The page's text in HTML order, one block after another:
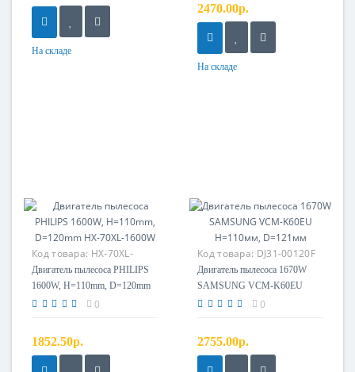
На складе
2470.00р.
На складе
Код товара: HX-70XL-
1600W
Двигатель пылесоса PHILIPS
1600W, H=110mm, D=120mm
HX-70XL-1600W
0
1852.50р.
Код товара: DJ31-00120F
Двигатель пылесоса 1670W
SAMSUNG VCM-K60EU
H=110мм, D=121мм
0
2755.00р.